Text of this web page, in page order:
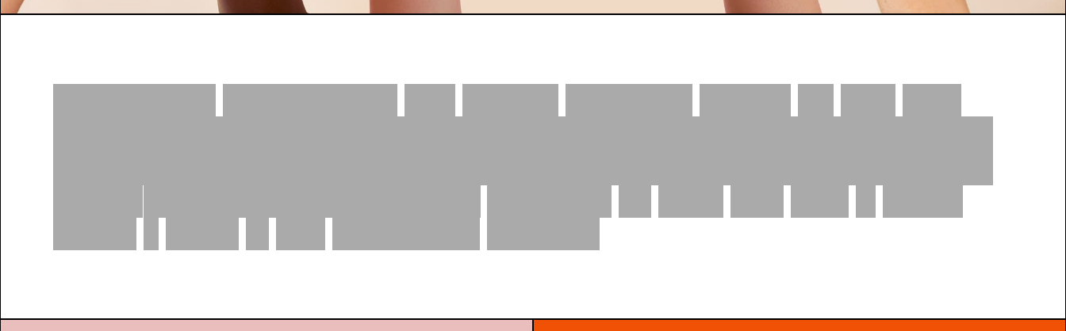
Empowering Womenhood: The Female Company kämpft für eine
Welt
Pantys
hier bekommt ihr alles, was eure V
happy
macht
– direkt in den Briefkasten geliefert.